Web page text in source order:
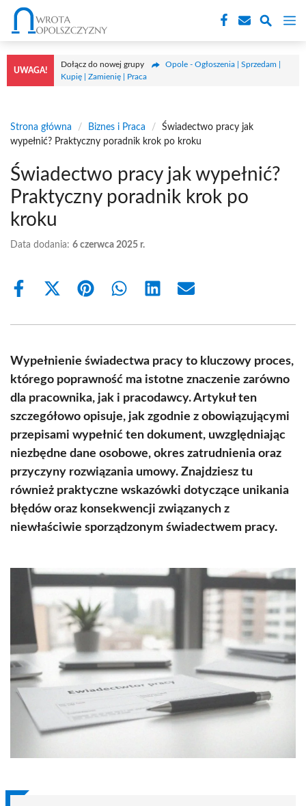
Przejdź
treści
UWAGA!
Dołącz do nowej grupy
Opole - Ogłoszenia | Sprzedam |
Kupię | Zamienię | Praca
Strona główna / Biznes i Praca /
Świadectwo pracy jak
wypełnić? Praktyczny poradnik krok po kroku
Świadectwo pracy jak wypełnić?
Praktyczny poradnik krok po
kroku
Data dodania: 6 czerwca 2025 r.
Share
Share
(Twitter)
Share Share Share Share
Wypełnienie świadectwa pracy to kluczowy proces,
którego poprawność ma istotne znaczenie zarówno
dla pracownika, jak i pracodawcy. Artykuł ten
szczegółowo opisuje, jak zgodnie z obowiązującymi
przepisami wypełnić ten dokument, uwzględniając
niezbędne dane osobowe, okres zatrudnienia oraz
przyczyny rozwiązania umowy. Znajdziesz tu
również praktyczne wskazówki dotyczące unikania
błędów oraz konsekwencji związanych z
niewłaściwie sporządzonym świadectwem pracy.